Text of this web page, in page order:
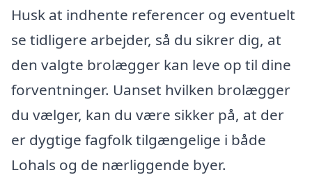
Husk at indhente referencer og eventuelt
se tidligere arbejder, så du sikrer dig, at
den valgte brolægger kan leve op til dine
forventninger. Uanset hvilken brolægger
du vælger, kan du være sikker på, at der
er dygtige fagfolk tilgængelige i både
Lohals og de nærliggende byer.